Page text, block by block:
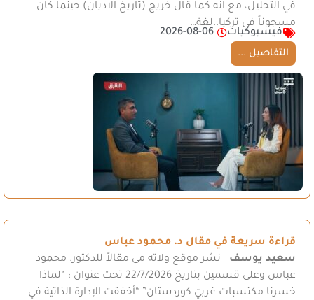
في التحليل، مع انه كما قال خريج (تاريخ الاديان) حينما كان
مسجوناً في تركيا..لغة…
فيسبوكيات
2026-08-06
التفاصيل ...
قراءة سريعة في مقال د. محمود عباس
سعيد يوسف
نشر موقع ولاته مى مقالاً للدكتور. محمود
عباس وعلى قسمين بتاريخ 22/7/2026 تحت عنوان : “لماذا
خسرنا مكتسبات غربيّ كوردستان” “أخفقت الإدارة الذاتية في